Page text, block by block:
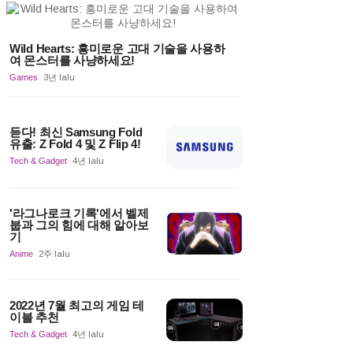
Wild Hearts: 흥미로운 고대 기술을 사용하
여 몬스터를 사냥하세요!
Games 3년 lalu
듣다! 최신 Samsung Fold
유출: Z Fold 4 및 Z Flip 4!
Tech & Gadget 4년 lalu
'라그나로크 기록'에서 벨제
붑과 그의 힘에 대해 알아보
기
Anime 2주 lalu
2022년 7월 최고의 게임 테
이블 추천
Tech & Gadget 4년 lalu